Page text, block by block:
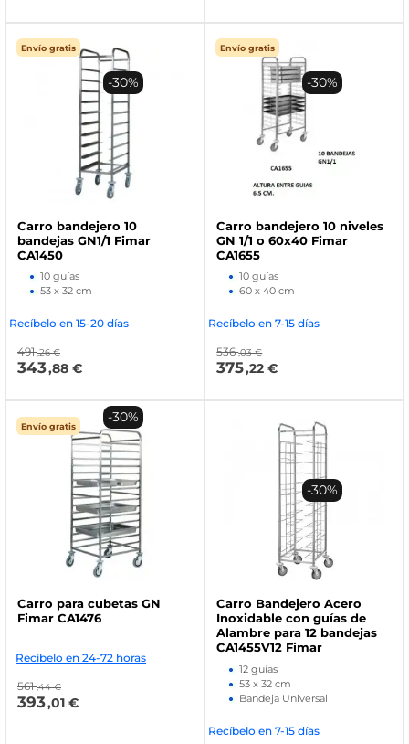
Envío gratis
Carro bandejero 10
bandejas GN1/1 Fimar
CA1450
10 guías
53 x 32 cm
Recíbelo en 15-20 días
491 ,26 €
343,88 €
-30%
Envío gratis
Carro bandejero 10 niveles
GN 1/1 o 60x40 Fimar
CA1655
10 guías
60 x 40 cm
Recíbelo en 7-15 días
536 ,03 €
375,22 €
-30%
Envío gratis
Carro para cubetas GN
Fimar CA1476
Recíbelo en 24-72 horas
561 ,44 €
393,01 €
-30%
Carro Bandejero Acero
Inoxidable con guías de
Alambre para 12 bandejas
CA1455V12 Fimar
12 guías
53 x 32 cm
Bandeja Universal
Recíbelo en 7-15 días
-30%